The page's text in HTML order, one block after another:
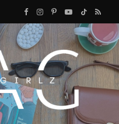
F
a
c
e
b
I
n
s
a
P
n
e
Y
o
u
u
T
i
k
R
S